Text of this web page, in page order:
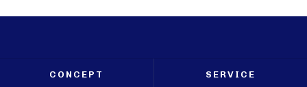
CONCEPT SERVICE